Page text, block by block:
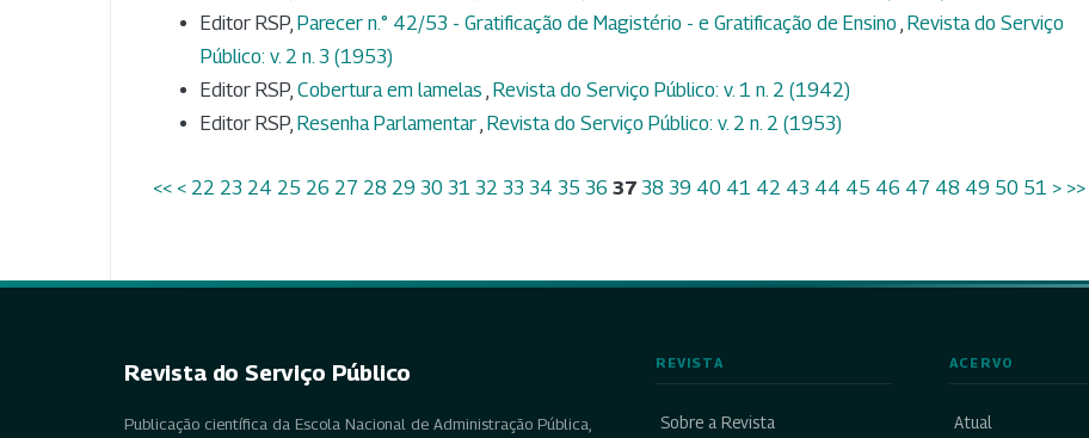
Editor RSP, Parecer n.° 42/53 - Gratificação de Magistério - e Gratificação de Ensino , Revista do Serviço
Público: v. 2 n. 3 (1953)
Editor RSP, Cobertura em lamelas , Revista do Serviço Público: v. 1 n. 2 (1942)
Editor RSP, Resenha Parlamentar, Revista do Serviço Público: v. 2 n. 2 (1953)
<< < 22 23 24 25 26 27 28 29 30 31 32 33 34 35 36 37 38 39 40 41 42 43 44 45 46 47 48 49 50 51 > >>
Revista do Serviço Público
Publicação científica da Escola Nacional de Administração Pública,
REVISTA
Sobre a Revista
ACERVO
Atual